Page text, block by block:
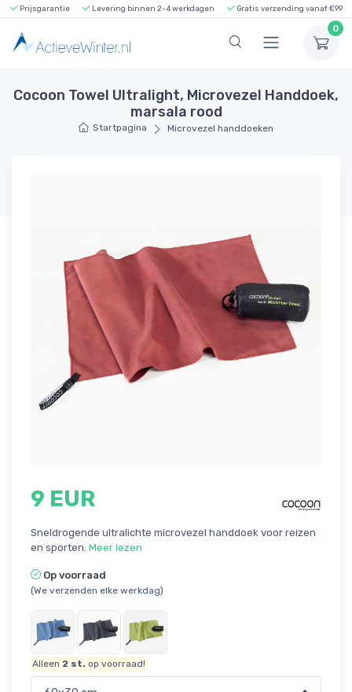
Prijsgarantie Levering binnen 2-4 werkdagen Gratis verzending vanaf €99
0
Cocoon Towel Ultralight, Microvezel Handdoek,
marsala rood
Startpagina Microvezel handdoeken
9 EUR
Sneldrogende ultralichte microvezel handdoek voor reizen
en sporten. Meer lezen
Op voorraad
(We verzenden elke werkdag)
Alleen 2 st. op voorraad!